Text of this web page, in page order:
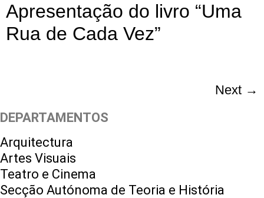
Apresentação do livro “Uma
Rua de Cada Vez”
Next →
DEPARTAMENTOS
Arquitectura
Artes Visuais
Teatro e Cinema
Secção Autónoma de Teoria e História